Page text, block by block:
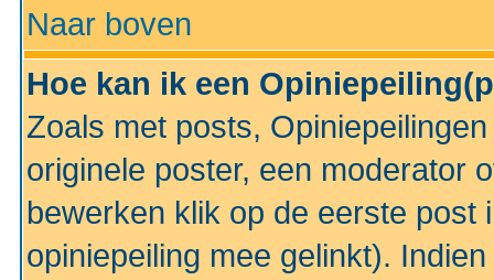
Naar boven
Hoe kan ik een
Zoals met posts,
originele poster, een moderator
bewerken klik op de eerste post
opiniepeiling mee gelinkt).